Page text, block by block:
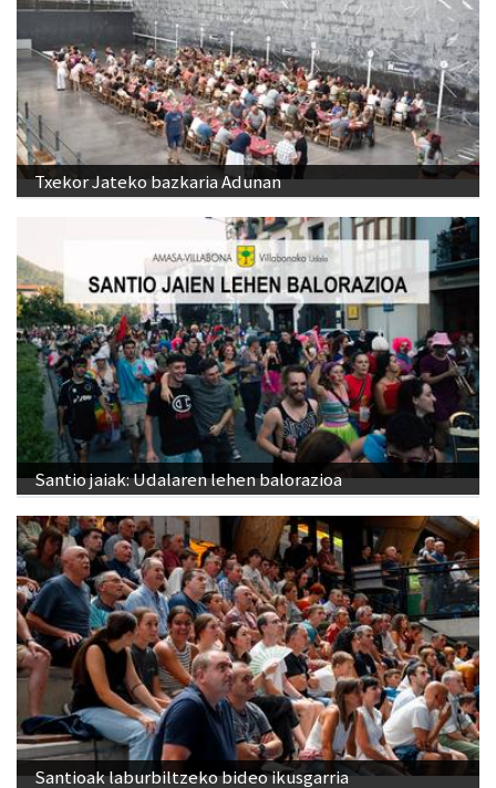
Txekor Jateko bazkaria Adunan
Santio jaiak: Udalaren lehen balorazioa
Santioak laburbiltzeko bideo ikusgarria